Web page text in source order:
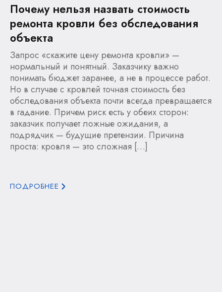
Почему нельзя назвать стоимость
ремонта кровли без обследования
объекта
Запрос «скажите цену ремонта кровли» —
нормальный и понятный. Заказчику важно
понимать бюджет заранее, а не в процессе работ.
Но в случае с кровлей точная стоимость без
обследования объекта почти всегда превращается
в гадание. Причем риск есть у обеих сторон:
заказчик получает ложные ожидания, а
подрядчик — будущие претензии. Причина
проста: кровля — это сложная […]
ПОДРОБНЕЕ